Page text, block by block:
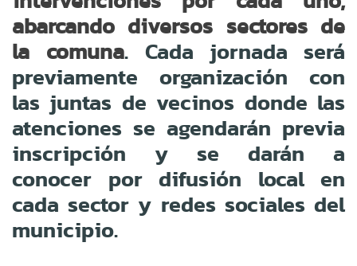
abarcando diversos sectores de
la comuna. Cada jornada será
previamente organización con
las juntas de vecinos donde las
atenciones se agendarán previa
inscripción y se darán a
conocer por difusión local en
cada sector y redes sociales del
municipio.